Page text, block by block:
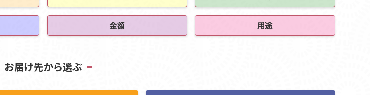
金額 用途
お届け先から選ぶ